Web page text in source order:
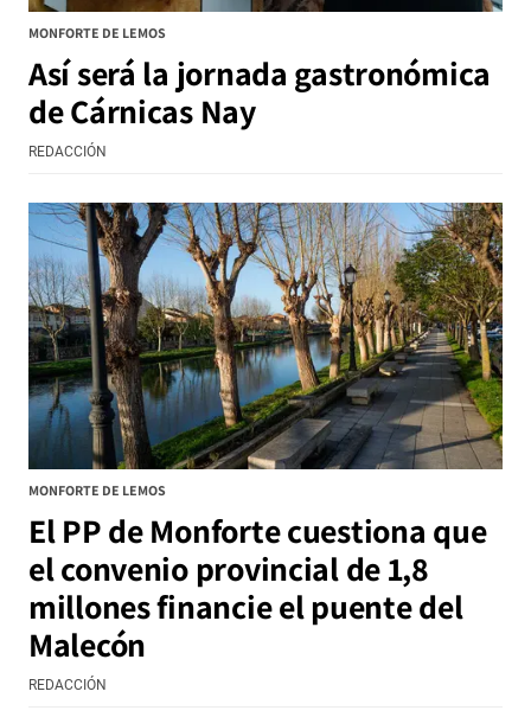
MONFORTE DE LEMOS
Así será la jornada gastronómica
de Cárnicas Nay
REDACCIÓN
MONFORTE DE LEMOS
El PP de Monforte cuestiona que
el convenio provincial de 1,8
millones financie el puente del
Malecón
REDACCIÓN